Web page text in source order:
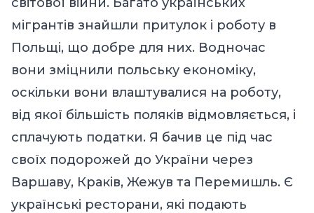
мігрантів знайшли притулок і роботу в
Польщі, що добре для них. Водночас
вони зміцнили польську економіку,
оскільки вони влаштувалися на роботу,
від якої більшість поляків відмовляється, і
сплачують податки. Я бачив це під час
своїх подорожей до України через
Варшаву, Краків, Жежув та Перемишль. Є
українські ресторани, які подають